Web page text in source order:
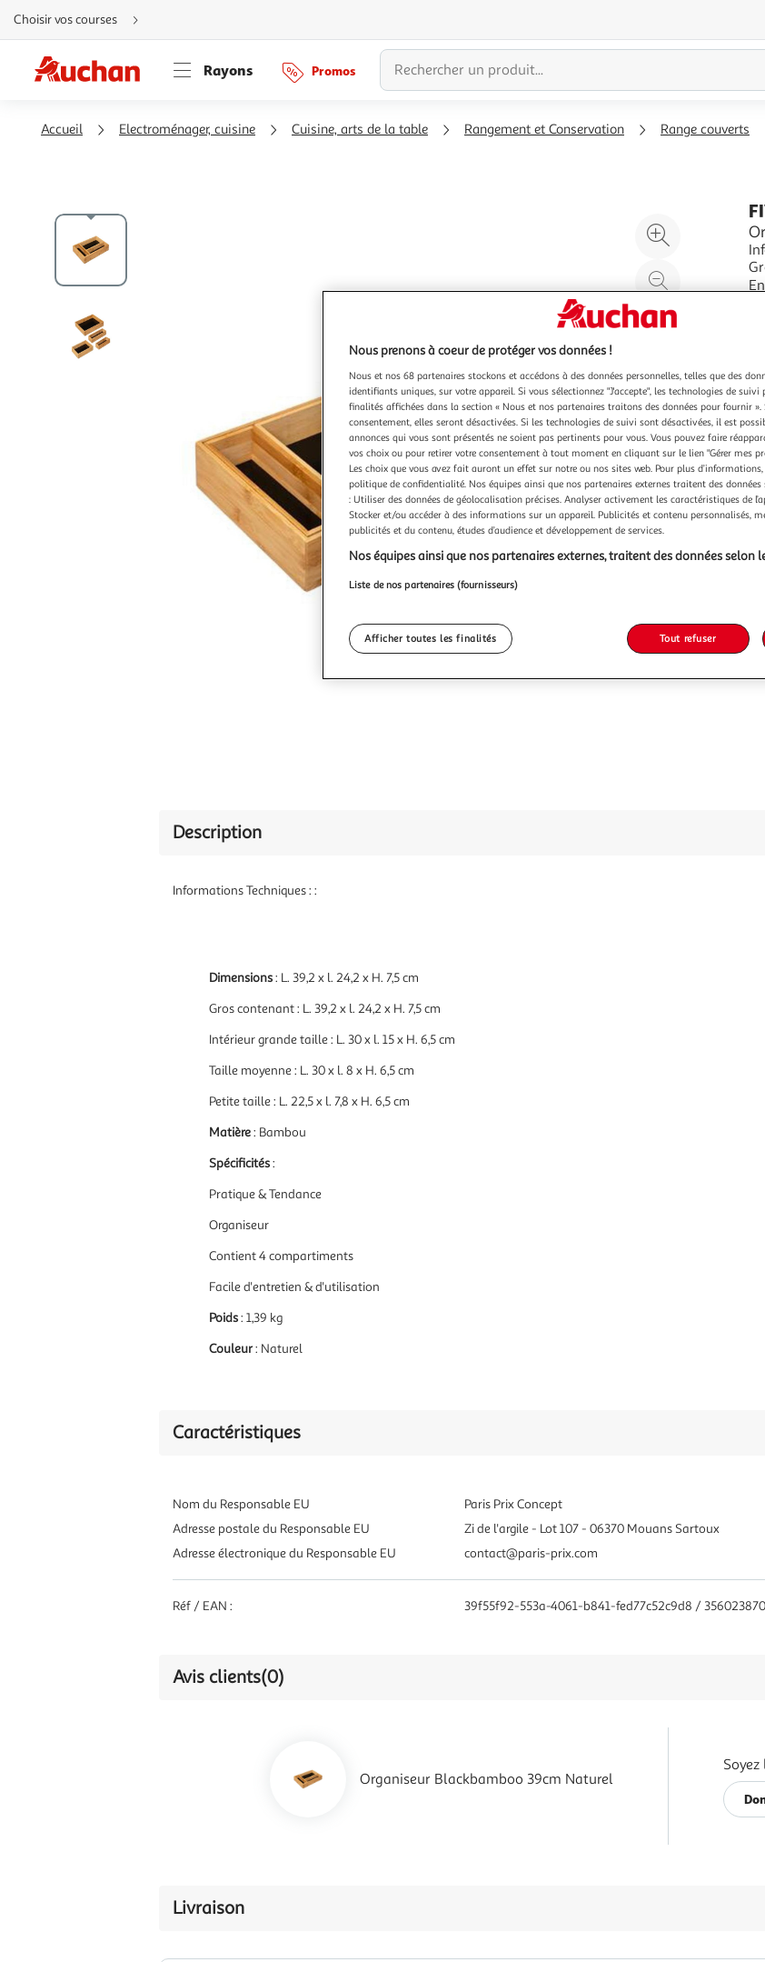
Aller
directement
au
Aller
directement
à
Aller
directement
Choisir vos courses
Rayons Promos
Accueil Electroménager, cuisine Cuisine, arts de la table Rangement et Conservation Range couverts
Agrandir
à
200%
Réduire
à
%
Partager
produit
Description
Informations Techniques : :
Dimensions: L. 39,2 x l. 24,2 x H. 7,5 cm
Gros contenant : L. 39,2 x l. 24,2 x H. 7,5 cm
Intérieur grande taille : L. 30 x l. 15 x H. 6,5 cm
Taille moyenne : L. 30 x l. 8 x H. 6,5 cm
Petite taille : L. 22,5 x l. 7,8 x H. 6,5 cm
Matière: Bambou
Spécificités:
Pratique & Tendance
Organiseur
Contient 4 compartiments
Facile d'entretien & d'utilisation
Poids: 1,39 kg
Couleur: Naturel
Caractéristiques
Nom du Responsable EU
Paris Prix Concept
Adresse postale du Responsable EU
Zi de l'argile - Lot 107 - 06370 Mouans Sartoux
Adresse électronique du Responsable EU
contact@paris-prix.com
Réf / EAN : 39f55f92-553a-4061-b841-fed77c52c9d8 /
Avis clients(0)
Organiseur Blackbamboo 39cm Naturel
Livraison
Nous prenons à coeur de protéger vos données !
Nous et nos 68 partenaires stockons et accédons à des données personnelles, telles que des
identifiants uniques, sur votre appareil. Si vous sélectionnez "J'accepte", les technologies de suivi
finalités affichées dans la section « Nous et nos partenaires traitons des données pour fournir ».
consentement, elles seront désactivées. Si les technologies de suivi sont désactivées, il est
annonces qui vous sont présentés ne soient pas pertinents pour vous. Vous pouvez faire
vos choix ou pour retirer votre consentement à tout moment en cliquant sur le lien "Gérer mes
Les choix que vous avez fait auront un effet sur notre ou nos sites web. Pour plus
politique de confidentialité. Nos équipes ainsi que nos partenaires externes traitent des
: Utiliser des données de géolocalisation précises. Analyser activement les caractéristiques de
Stocker et/ou accéder à des informations sur un appareil. Publicités et contenu personnalisés,
publicités et du contenu, études d’audience et développement de services.
Nos équipes ainsi que nos partenaires externes, traitent des données selon
Liste de nos partenaires (fournisseurs)
Afficher toutes les finalités Tout refuser